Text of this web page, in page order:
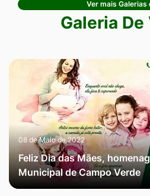
Ver mais Galerias
Galeria
08 de Maio de 2022
Feliz Dia das Mães,
Municipal de Campo Verde